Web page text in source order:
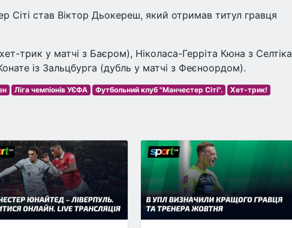
Сіті став Віктор Дьокереш, який отримав титул гравця
трик у матчі з Баєром), Ніколаса-Герріта Кюна з Селтіка
із Зальцбурга (дубль у матчі з Феєноордом).
Ліга чемпіонів УЄФА Футбольний клуб "Манчестер Сіті".
Хет-трик!